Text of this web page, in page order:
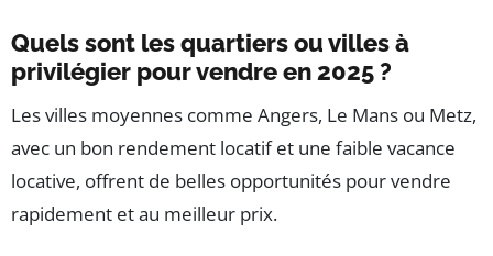
Quels sont les quartiers ou villes à
privilégier pour vendre en 2025 ?
Les villes moyennes comme Angers, Le Mans ou Metz,
avec un bon rendement locatif et une faible vacance
locative, offrent de belles opportunités pour vendre
rapidement et au meilleur prix.